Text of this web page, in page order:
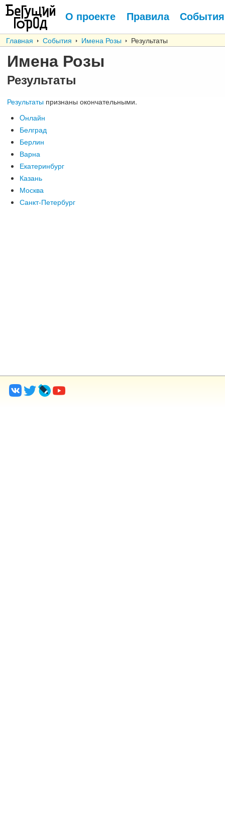
О проекте Правила События
Главная События Имена Розы Результаты
Имена Розы
Результаты
Результаты признаны окончательными.
Oнлайн
Белград
Берлин
Варна
Екатеринбург
Казань
Москва
Санкт-Петербург